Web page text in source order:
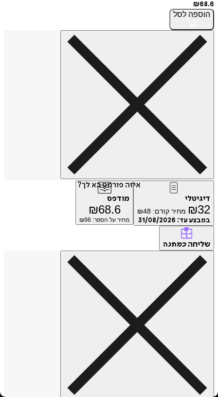
לסל
איזה פורמט בא לך?
₪ מחיר קודם: ₪48
עד:31/08/2026
מודפס
₪68.6
מחיר על הספר: ₪98
כמתנה